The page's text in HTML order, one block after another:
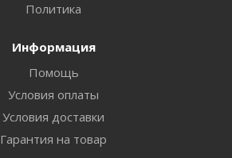
Политика
Информация
Помощь
Условия оплаты
Условия доставки
Гарантия на товар